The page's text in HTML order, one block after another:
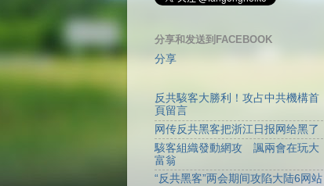
分享和发送到FACEBOOK
分享
反共駭客大勝利！攻占中共機構首
頁留言
网传反共黑客把浙江日报网给黑了
駭客組織發動網攻 諷兩會在玩大
富翁
“反共黑客”两会期间攻陷大陆6网站